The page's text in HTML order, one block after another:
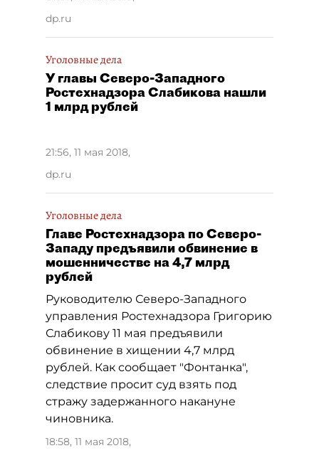
dp.ru
Уголовные дела
У главы Северо-Западного
Ростехнадзора Слабикова нашли
1 млрд рублей
21:56, 11 мая 2018,
dp.ru
Уголовные дела
Главе Ростехнадзора по Северо-
Западу предъявили обвинение в
мошенничестве на 4,7 млрд
рублей
Руководителю Северо-Западного
управления Ростехнадзора Григорию
Слабикову 11 мая предъявили
обвинение в хищении 4,7 млрд
рублей. Как сообщает "Фонтанка",
следствие просит суд взять под
стражу задержанного накануне
чиновника.
18:58, 11 мая 2018,